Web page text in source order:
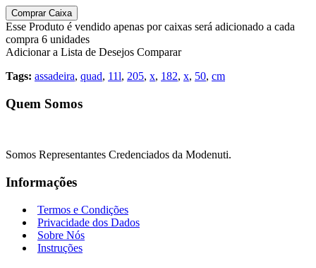
Comprar Caixa
Esse Produto é vendido apenas por caixas será adicionado a cada
compra 6 unidades
Adicionar a Lista de Desejos Comparar
Tags: assadeira, quad, 11l, 205, x, 182, x, 50, cm
Quem Somos
Somos Representantes Credenciados da Modenuti.
Informações
Termos e Condições
Privacidade dos Dados
Sobre Nós
Instruções